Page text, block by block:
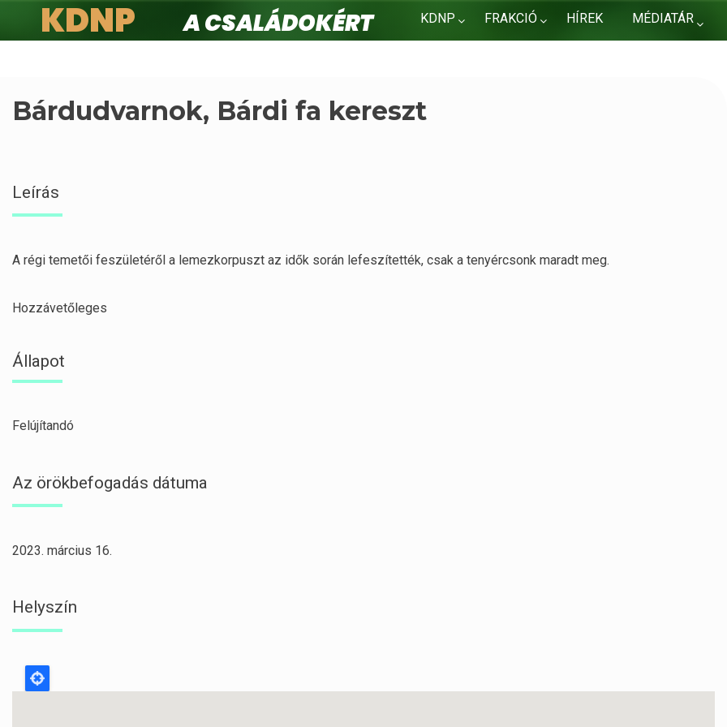
KDNP FRAKCIÓ HÍREK MÉDIATÁR
KDNP
A családokért.
Bárdudvarnok, Bárdi fa kereszt
Leírás
A régi temetői feszületéről a lemezkorpuszt az idők során lefeszítették, csak a tenyércsonk maradt meg.
Hozzávetőleges
Állapot
Felújítandó
Az örökbefogadás dátuma
2023. március 16.
Helyszín